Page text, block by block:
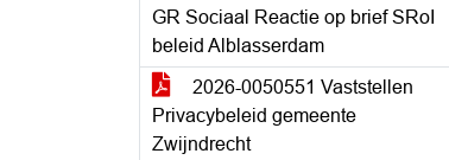
GR Sociaal Reactie op brief SRoI
beleid Alblasserdam
2026-0050551 Vaststellen
Privacybeleid gemeente
Zwijndrecht